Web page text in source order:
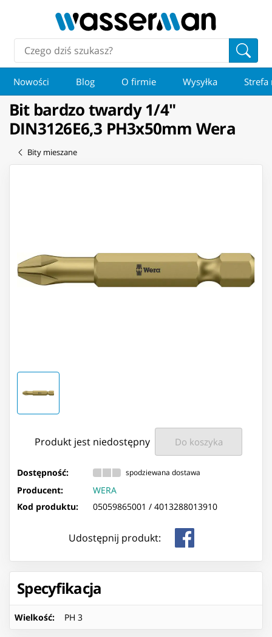
Nowości Blog O firmie Wysyłka Strefa
Bit bardzo twardy 1/4"
DIN3126E6,3 PH3x50mm Wera
Bity mieszane
Produkt jest niedostępny Do koszyka
Dostępność: spodziewana dostawa
Producent:
WERA
Kod produktu:
05059865001 / 4013288013910
Udostępnij produkt:
Specyfikacja
Wielkość: PH 3